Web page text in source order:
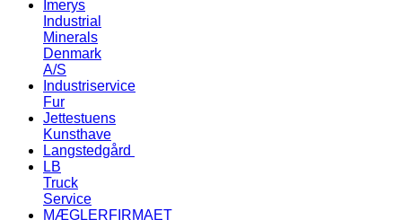
Imerys
Industrial
Minerals
Denmark
A/S
Industriservice
Fur
Jettestuens
Kunsthave
Langstedgård
LB
Truck
Service
MÆGLERFIRMAET